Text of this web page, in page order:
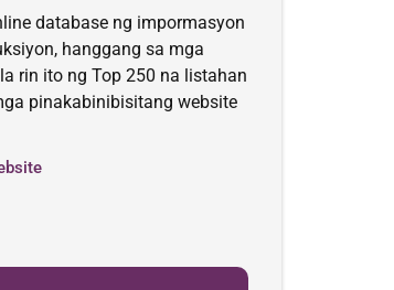
database ng impormasyon
hanggang sa mga
rin ito ng Top 250 na listahan
pinakabinibisitang website